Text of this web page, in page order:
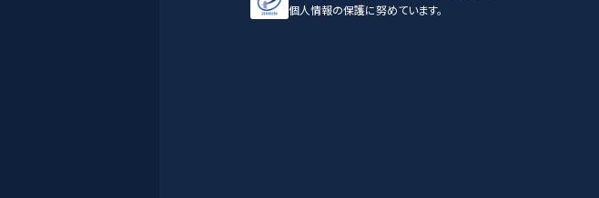
個人情報の保護に努めています。